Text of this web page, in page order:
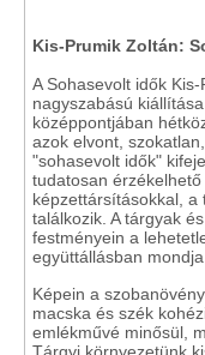
Kis-Prumik Zoltán:
A Sohasevolt idők
nagyszabású
középpontjában
azok elvont,
"sohasevolt idők"
tudatosan
képzettársításokkal, a
találkozik. A tárgyak
festményein a
együttállásban
Képein a
macska és szék
emlékművé minősül,